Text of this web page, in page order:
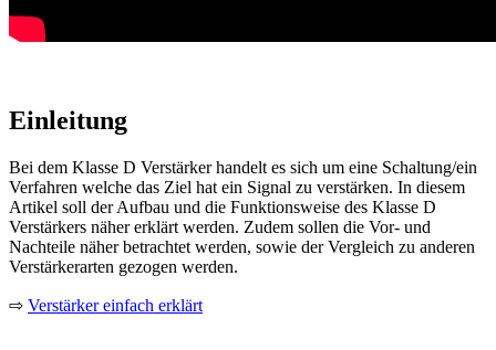
Einleitung
Bei dem Klasse D Verstärker handelt es sich um eine Schaltung/ein
Verfahren welche das Ziel hat ein Signal zu verstärken. In diesem
Artikel soll der Aufbau und die Funktionsweise des Klasse D
Verstärkers näher erklärt werden. Zudem sollen die Vor- und
Nachteile näher betrachtet werden, sowie der Vergleich zu anderen
Verstärkerarten gezogen werden.
⇨ Verstärker einfach erklärt